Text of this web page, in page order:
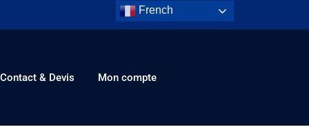
Contact & Devis Mon compte
French